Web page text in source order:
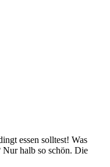
essen solltest! Was
Nur halb so schön. Die